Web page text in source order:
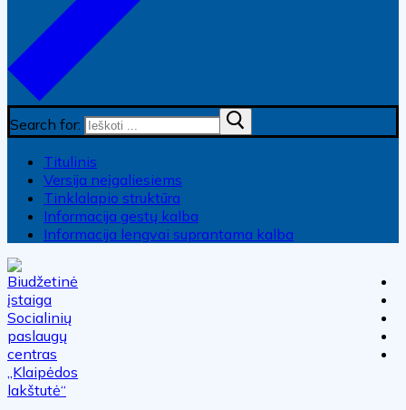
Search for:
Titulinis
Versija neįgaliesiems
Tinklalapio struktūra
Informacija gestų kalba
Informacija lengvai suprantama kalba